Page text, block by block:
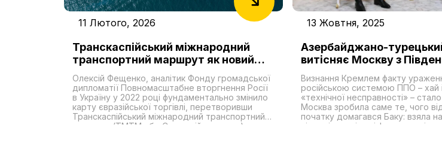
11 Лютого, 2026
Транскаспійський міжнародний
транспортний маршрут як новий
«Шовковий шлях». Роль України у
формуванні транзитних
можливостей
Олексій Фещенко, аналітик Фонду громадської
дипломатії Повномасштабне вторгнення Росії
в Україну у 2022 році фундаментально змінило
карту євразійської торгівлі, перетворивши
Транскаспійський міжнародний транспортний
маршрут (ТМТМ або Середній коридор) на
13 Жовтня, 2025
Азербайджано-
витісняє Москву з
Кавказу
Визнання Кремлем факту
російською системою ППО – хай
«технічної несправності» –
Москва зробила саме те, чого від
початку домагався Баку: взяла
відповідальність і фактично